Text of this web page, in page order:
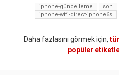
iphone-güncelleme
son
iphone-wifi-direct-iphone6s
Daha fazlasını görmek için,
popüler